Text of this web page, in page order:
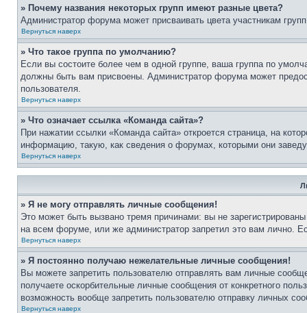
» Почему названия некоторых групп имеют разные цвета?
Администратор форума может присваивать цвета участникам
Вернуться наверх
» Что такое группа по умолчанию?
Если вы состоите более чем в одной группе, ваша группа по
должны быть вам присвоены. Администратор форума может
пользователя.
Вернуться наверх
» Что означает ссылка «Команда сайта»?
При нажатии ссылки «Команда сайта» откроется страница, на
информацию, такую, как сведения о форумах, которыми они
Вернуться наверх
» Я не могу отправлять личные сообщения!
Это может быть вызвано тремя причинами: вы не
на всем форуме, или же администратор запретил это вам лично.
Вернуться наверх
» Я постоянно получаю нежелательные личные сообщения!
Вы можете запретить пользователю отправлять вам личные
получаете оскорбительные личные сообщения от конкретного
возможность вообще запретить пользователю отправку личных
Вернуться наверх